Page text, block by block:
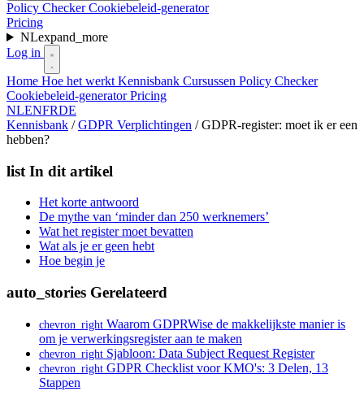
Policy CheckerCookiebeleid-generator
Pricing
NLexpand_more
Log in
Home Hoe het werkt Kennisbank Cursussen Policy Checker
Cookiebeleid-generatorPricing
NLENFRDE
Kennisbank / GDPR Verplichtingen / GDPR-register: moet ik er een
hebben?
list In dit artikel
Het korte antwoord
De mythe van ‘minder dan 250 werknemers’
Wat het register moet bevatten
Wat als je er geen hebt
Hoe begin je
auto_stories Gerelateerd
chevron_right Waarom GDPRWise de makkelijkste manier is
om je verwerkingsregister aan te maken
chevron_right Sjabloon: Data Subject Request Register
chevron_right GDPR Checklist voor KMO's: 3 Delen, 13
Stappen